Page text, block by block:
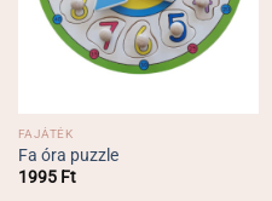
FAJÁTÉK
Fa óra puzzle
1995 Ft